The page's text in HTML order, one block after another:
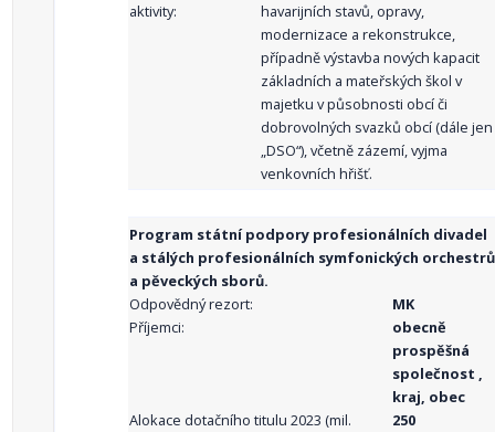
aktivity:
havarijních stavů, opravy,
modernizace a rekonstrukce,
případně výstavba nových kapacit
základních a mateřských škol v
majetku v působnosti obcí či
dobrovolných svazků obcí (dále jen
„DSO“), včetně zázemí, vyjma
venkovních hřišť.
Program státní podpory profesionálních divadel
a stálých profesionálních symfonických orchestrů
a pěveckých sborů.
Odpovědný rezort:
MK
Příjemci:
obecně
prospěšná
společnost ,
kraj, obec
Alokace dotačního titulu 2023 (mil.
250